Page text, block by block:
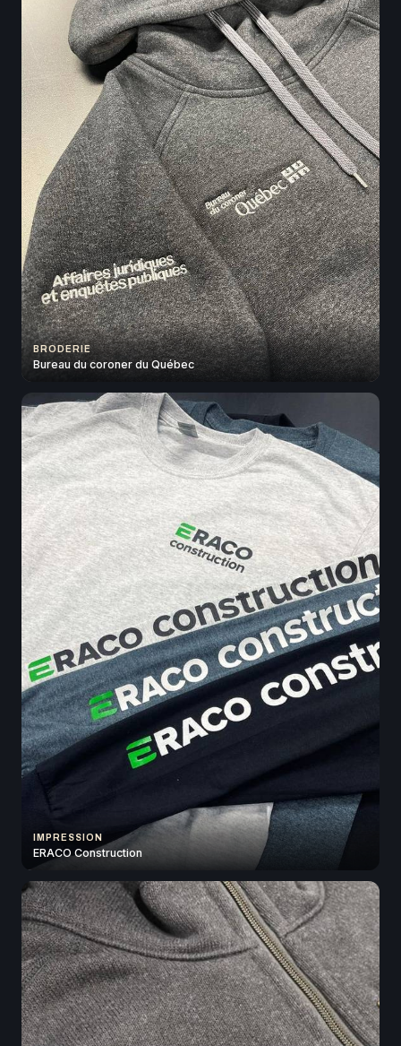
BRODERIE
Bureau du coroner du Québec
IMPRESSION
ERACO Construction